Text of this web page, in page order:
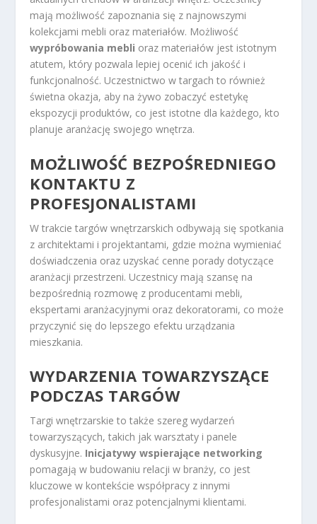
mają możliwość zapoznania się z najnowszymi
kolekcjami mebli oraz materiałów. Możliwość
wypróbowania mebli oraz materiałów jest istotnym
atutem, który pozwala lepiej ocenić ich jakość i
funkcjonalność. Uczestnictwo w targach to również
świetna okazja, aby na żywo zobaczyć estetykę
ekspozycji produktów, co jest istotne dla każdego, kto
planuje aranżację swojego wnętrza.
MOŻLIWOŚĆ BEZPOŚREDNIEGO
KONTAKTU Z
PROFESJONALISTAMI
W trakcie targów wnętrzarskich odbywają się spotkania
z architektami i projektantami, gdzie można wymieniać
doświadczenia oraz uzyskać cenne porady dotyczące
aranżacji przestrzeni. Uczestnicy mają szansę na
bezpośrednią rozmowę z producentami mebli,
ekspertami aranżacyjnymi oraz dekoratorami, co może
przyczynić się do lepszego efektu urządzania
mieszkania.
WYDARZENIA TOWARZYSZĄCE
PODCZAS TARGÓW
Targi wnętrzarskie to także szereg wydarzeń
towarzyszących, takich jak warsztaty i panele
dyskusyjne. Inicjatywy wspierające networking
pomagają w budowaniu relacji w branży, co jest
kluczowe w kontekście współpracy z innymi
profesjonalistami oraz potencjalnymi klientami.